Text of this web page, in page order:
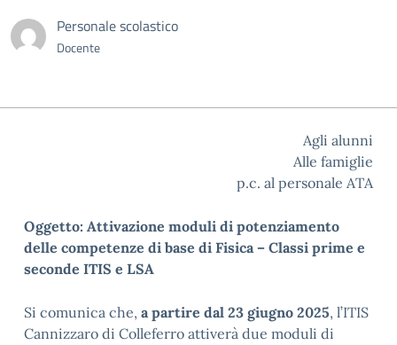
Personale scolastico
Docente
Agli alunni
Alle famiglie
p.c. al personale ATA
Oggetto: Attivazione moduli di potenziamento
delle competenze di base di Fisica – Classi prime e
seconde ITIS e LSA
Si comunica che, a partire dal 23 giugno 2025, l’ITIS
Cannizzaro di Colleferro attiverà due moduli di